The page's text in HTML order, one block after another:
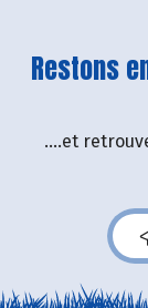
Restons
....et